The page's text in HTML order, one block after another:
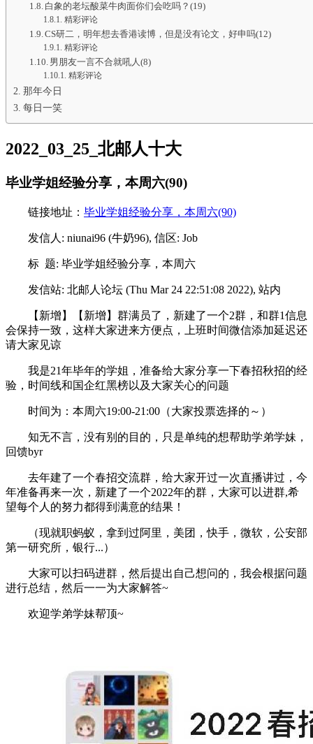
白象的老坛酸菜牛肉面你们会吃吗？(19)
精彩评论
CS研二，明年想去香港读博，但是没有论文，好申吗(12)
精彩评论
男朋友一言不合就吼人(8)
精彩评论
那年今日
每日一笑
2022_03_25_北邮人十大
毕业学姐经验分享，本周六(90)
链接地址： 毕业学姐经验分享，本周六(90)
发信人: niunai96 (牛奶96), 信区: Job
标 题: 毕业学姐经验分享，本周六
发信站: 北邮人论坛 (Thu Mar 24 22:51:08 2022), 站内
【新增】【新增】群满员了，新建了一个2群，和群1信息
会保持一致，这样大家进来方便点，上班时间微信添加延迟还
请大家见谅
我是21年毕年的学姐，准备给大家分享一下春招秋招的经
验，时间线和国企红黑榜以及大家关心的问题
时间为：本周六19:00-21:00（大家投票选择的～）
知无不言，没有别的目的，只是单纯的想帮助学弟学妹，
回馈byr
去年建了一个春招交流群，给大家开过一次直播讲过，今
年准备再来一次，新建了一个2022年的群，大家可以进群,希
望每个人的努力都得到满意的结果！
（现就职蚂蚁，拿到过阿里，美团，快手，微软，公安部
第一研究所，银行...）
大家可以扫码进群，然后提出自己想问的，我会根据问题
进行总结，然后一一为大家解答~
欢迎学弟学妹帮顶~